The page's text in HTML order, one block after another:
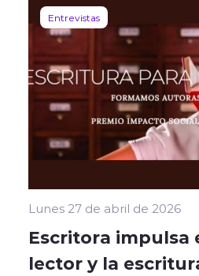
Entrevistas
Lunes 27 de abril de 2026
Escritora impulsa
lector y la